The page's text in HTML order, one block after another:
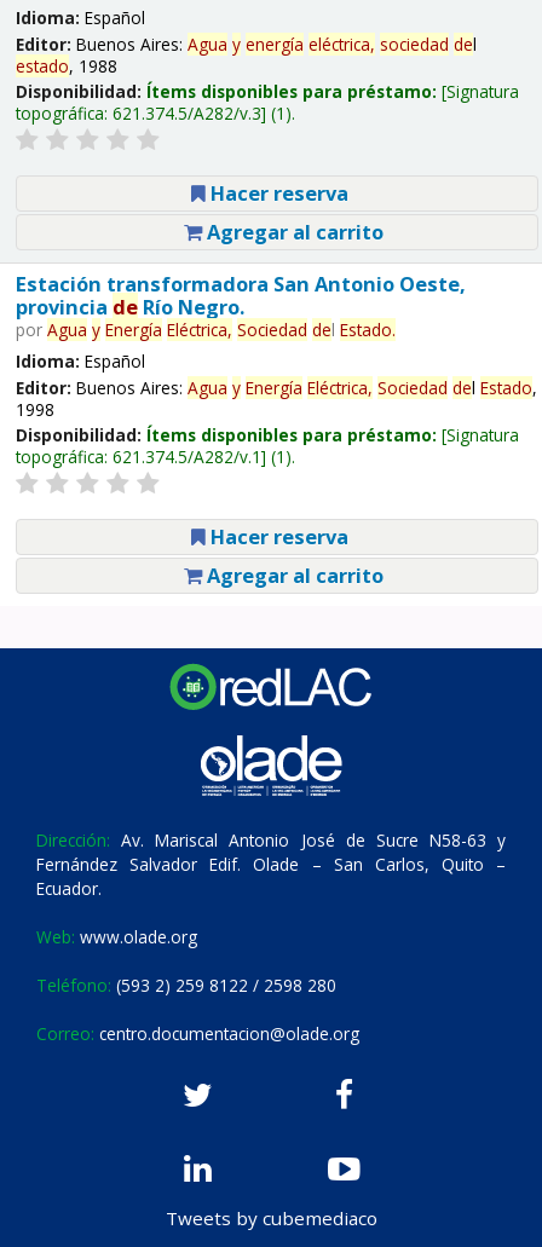
Idioma: Español
Editor: Buenos Aires: Agua y energía eléctrica, sociedad del
estado, 1988
Disponibilidad: Ítems disponibles para préstamo: Signatura
topográfica: 621.374.5/A282/v.3 (1).
Hacer reserva
Agregar al carrito
Estación transformadora San Antonio Oeste,
provincia deRío Negro.
por Agua y Energía Eléctrica, Sociedad del Estado.
Idioma: Español
Editor: Buenos Aires: Agua y Energía Eléctrica, Sociedad del Estado,
1998
Disponibilidad: Ítems disponibles para préstamo: Signatura
topográfica: 621.374.5/A282/v.1 (1).
Hacer reserva
Agregar al carrito
Dirección: Av. Mariscal Antonio José de Sucre N58-63 y
Fernández Salvador Edif. Olade – San Carlos, Quito –
Ecuador.
Web: www.olade.org
Teléfono: (593 2) 259 8122 / 2598 280
Correo: centro.documentacion@olade.org
Tweets by cubemediaco